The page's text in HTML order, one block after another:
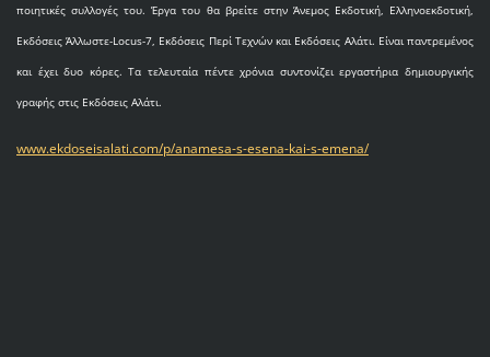
ποιητικές συλλογές του. Έργα του θα βρείτε στην Άνεμος Εκδοτική, Ελληνοεκδοτική,
Εκδόσεις Άλλωστε-Locus-7, Εκδόσεις Περί Τεχνών και Εκδόσεις Αλάτι. Είναι παντρεμένος
και έχει δυο κόρες. Τα τελευταία πέντε χρόνια συντονίζει εργαστήρια δημιουργικής
γραφής στις Εκδόσεις Αλάτι.
www.ekdoseisalati.com/p/anamesa-s-esena-kai-s-emena/